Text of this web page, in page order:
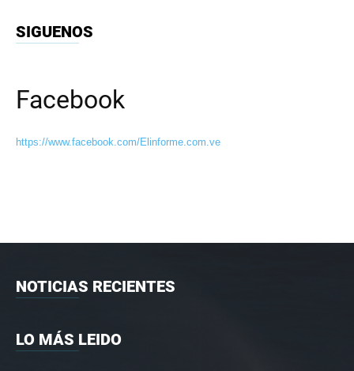
SIGUENOS
Facebook
https://www.facebook.com/Elinforme.com.ve
NOTICIAS RECIENTES
LO MÁS LEIDO